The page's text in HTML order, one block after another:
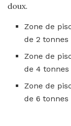
doux.
Zone de
de 2 tonnes
Zone de
de 4 tonnes
Zone de
de 6 tonnes